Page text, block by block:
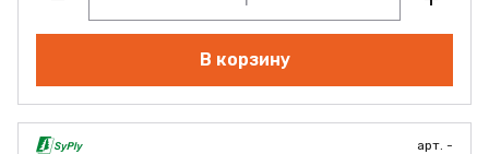
В корзину
арт. -